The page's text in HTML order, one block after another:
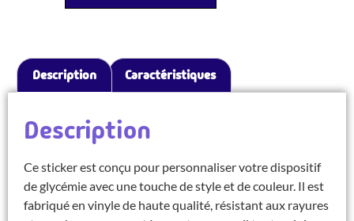
Description Caractéristiques
Description
Ce sticker est conçu pour personnaliser votre dispositif
de glycémie avec une touche de style et de couleur. Il est
fabriqué en vinyle de haute qualité, résistant aux rayures